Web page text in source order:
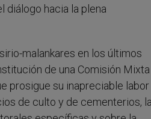
diálogo hacia la plena
malankares en los últimos
de una Comisión Mixta
prosigue su inapreciable labor
de culto y de cementerios, la